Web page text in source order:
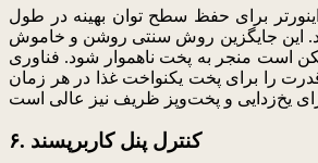
اینورتر برای حفظ سطح توان بهینه در طول
این جایگزین روش سنتی روشن و خاموش
است منجر به پخت ناهموار شود. فناوری
قدرت را برای پخت یکنواخت غذا در هر زمان
۶. کنترل پنل کاربرپسند